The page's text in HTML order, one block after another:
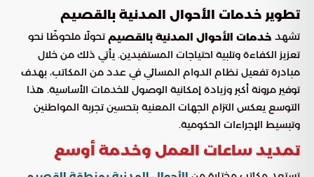
تطوير خدمات الأحوال المدنية بالقصيم
تشهد خدمات الأحوال المدنية بالقصيمتحولًا ملحوظًا نحو
تعزيز الكفاءة وتلبية احتياجات المستفيدين. يأتي ذلك من خلال
مبادرة تفعيل نظام الدوام المسائي في عدد من المكاتب، بهدف
توفير مرونة أكبر وزيادة إمكانية الوصول للخدمات الأساسية. هذا
التوسع يعكس التزام الجهات المعنية بتحسين تجربة المواطنين
وتبسيط الإجراءات الحكومية.
تمديد ساعات العمل وخدمة أوسع